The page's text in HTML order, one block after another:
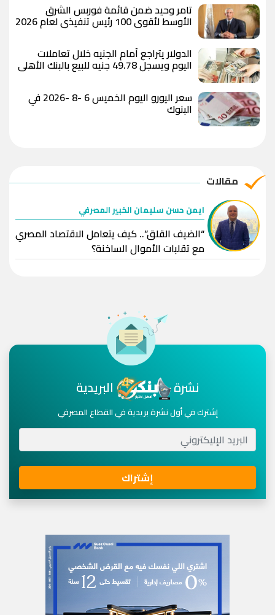
تامر وحيد ضمن قائمة فوربس الشرق
الأوسط لأقوى 100 رئيس تنفيذي لعام 2026
الدولار يتراجع أمام الجنيه خلال تعاملات
اليوم ويسجل 49.78 جنيه للبيع بالبنك الأهلي
المصري
سعر اليورو اليوم الخميس 6 -8 -2026 في
البنوك
مقالات
ايمن حسن سليمان الخبير المصرفي
“الضيف القلق”.. كيف يتعامل الاقتصاد المصري
مع تقلبات الأموال الساخنة؟
نشرة البريدية
إشترك في أول نشرة بريدية في القطاع المصرفي